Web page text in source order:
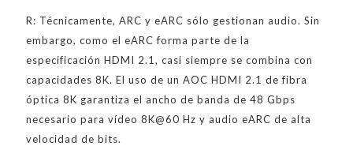
R: Técnicamente, ARC y eARC sólo gestionan audio. Sin
embargo, como el eARC forma parte de la
especificación HDMI 2.1, casi siempre se combina con
capacidades 8K. El uso de un AOC HDMI 2.1 de fibra
óptica 8K garantiza el ancho de banda de 48 Gbps
necesario para vídeo 8K@60 Hz y audio eARC de alta
velocidad de bits.